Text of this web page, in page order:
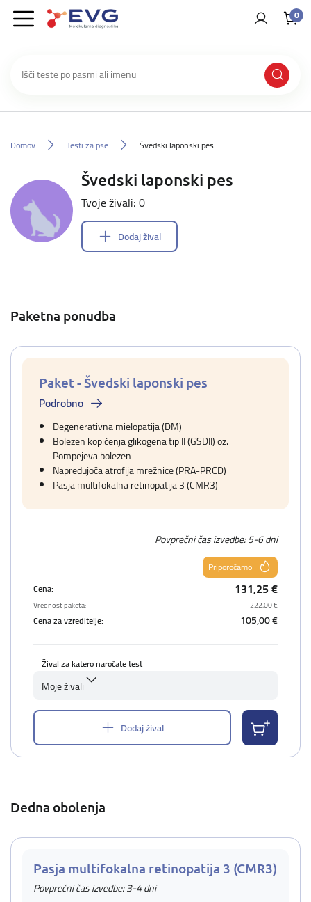
0
Domov Testi za pse Švedski laponski pes
Švedski laponski pes
Tvoje živali: 0
Dodaj žival
Paketna ponudba
Paket - Švedski laponski pes
Podrobno
Degenerativna mielopatija (DM)
Bolezen kopičenja glikogena tip II (GSDII) oz.
Pompejeva bolezen
Napredujoča atrofija mrežnice (PRA-PRCD)
Pasja multifokalna retinopatija 3 (CMR3)
Povprečni čas izvedbe: 5-6 dni
Priporočamo
Cena:
131,25 €
Vrednost paketa: 222,00 €
Cena za vzreditelje: 105,00 €
Žival za katero naročate test
Moje živali
Dodaj žival
Dedna obolenja
Pasja multifokalna retinopatija 3 (CMR3)
Povprečni čas izvedbe: 3-4 dni